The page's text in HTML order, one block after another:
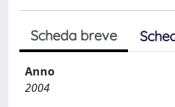
Scheda breve
Anno
2004